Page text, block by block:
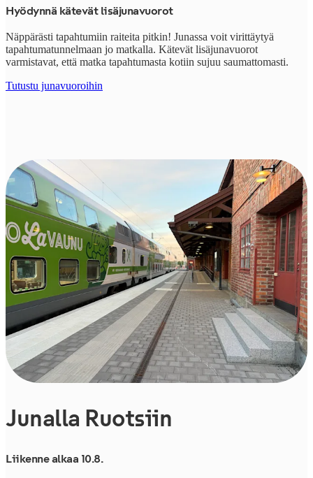
Hyödynnä kätevät lisäjunavuorot
Näppärästi tapahtumiin raiteita pitkin! Junassa voit virittäytyä
tapahtumatunnelmaan jo matkalla. Kätevät lisäjunavuorot
varmistavat, että matka tapahtumasta kotiin sujuu saumattomasti.
Tutustu junavuoroihin
Junalla Ruotsiin
Liikenne alkaa 10.8.